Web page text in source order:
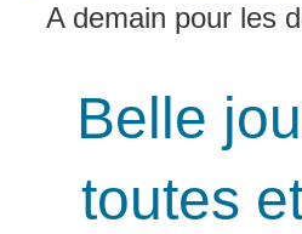
A demain pour les
Belle
toutes